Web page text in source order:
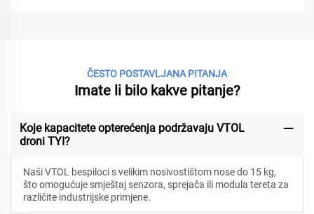
ČESTO POSTAVLJANA PITANJA
Imate li bilo kakve pitanje?
Koje kapacitete opterećenja podržavaju VTOL
droni TYI?
Naši VTOL bespiloci s velikim nosivostištom nose do 15 kg,
što omogućuje smještaj senzora, sprejača ili modula tereta za
različite industrijske primjene.